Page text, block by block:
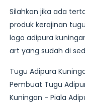
Silahkan jika ada
produk kerajinan
logo adipura
art yang sudah di
Tugu Adipura
Pembuat Tugu
Kuningan - Piala